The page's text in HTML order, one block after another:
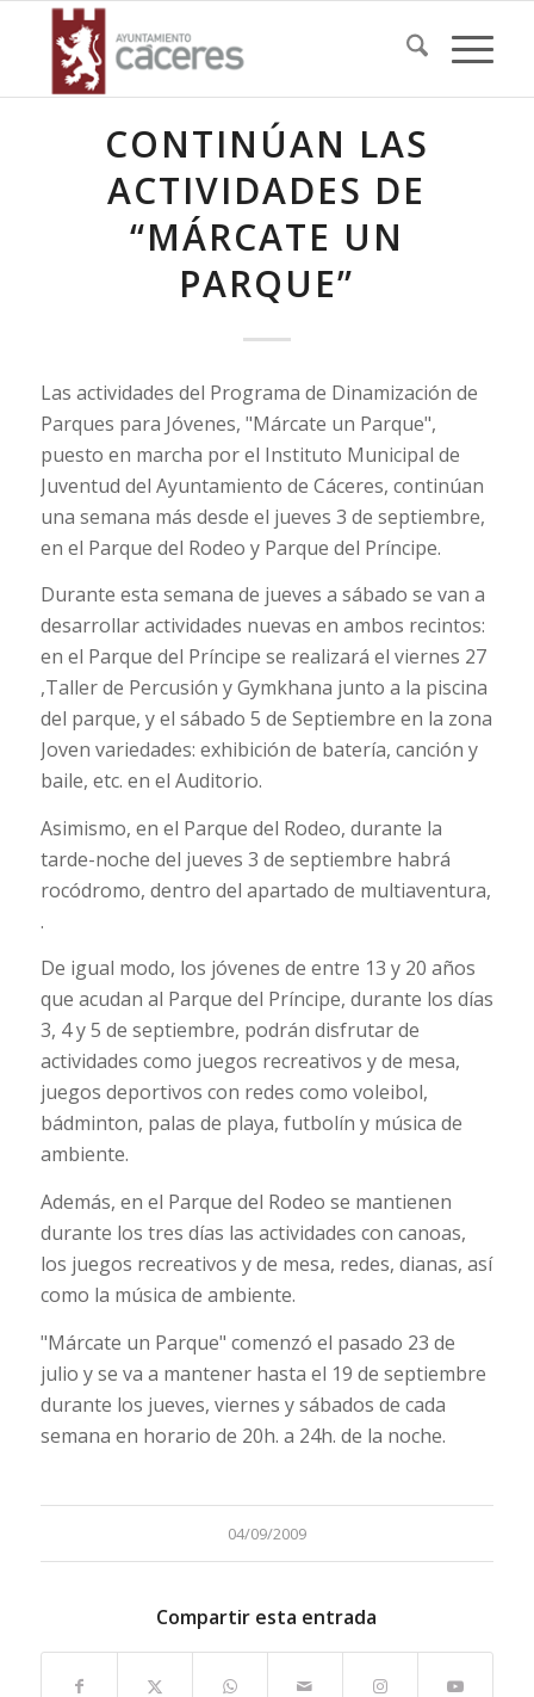
CONTINÚAN LAS
ACTIVIDADES DE
“MÁRCATE UN
PARQUE”
Las actividades del Programa de Dinamización de
Parques para Jóvenes, "Márcate un Parque",
puesto en marcha por el Instituto Municipal de
Juventud del Ayuntamiento de Cáceres, continúan
una semana más desde el jueves 3 de septiembre,
en el Parque del Rodeo y Parque del Príncipe.
Durante esta semana de jueves a sábado se van a
desarrollar actividades nuevas en ambos recintos:
en el Parque del Príncipe se realizará el viernes 27
,Taller de Percusión y Gymkhana junto a la piscina
del parque, y el sábado 5 de Septiembre en la zona
Joven variedades: exhibición de batería, canción y
baile, etc. en el Auditorio.
Asimismo, en el Parque del Rodeo, durante la
tarde-noche del jueves 3 de septiembre habrá
rocódromo, dentro del apartado de multiaventura,
.
De igual modo, los jóvenes de entre 13 y 20 años
que acudan al Parque del Príncipe, durante los días
3, 4 y 5 de septiembre, podrán disfrutar de
actividades como juegos recreativos y de mesa,
juegos deportivos con redes como voleibol,
bádminton, palas de playa, futbolín y música de
ambiente.
Además, en el Parque del Rodeo se mantienen
durante los tres días las actividades con canoas,
los juegos recreativos y de mesa, redes, dianas, así
como la música de ambiente.
"Márcate un Parque" comenzó el pasado 23 de
julio y se va a mantener hasta el 19 de septiembre
durante los jueves, viernes y sábados de cada
semana en horario de 20h. a 24h. de la noche.
04/09/2009
Compartir esta entrada